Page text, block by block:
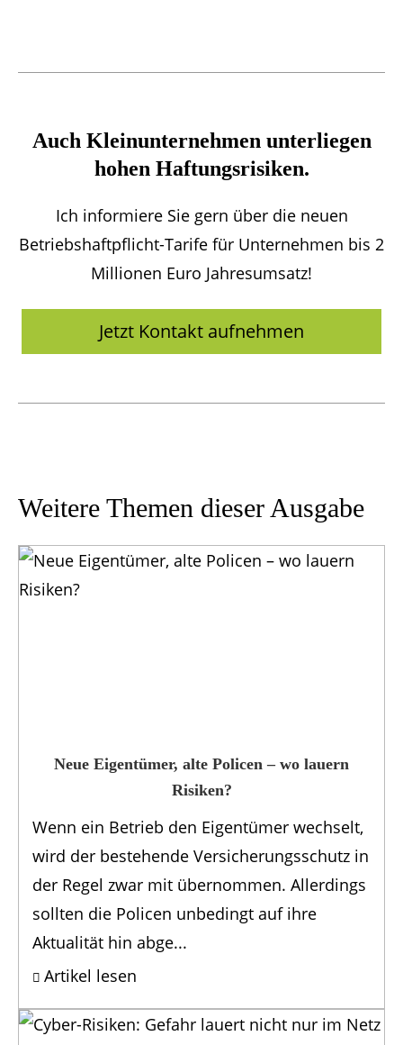
Auch Kleinunternehmen unterliegen
hohen Haftungsrisiken.
Ich informiere Sie gern über die neuen
Betriebshaftpflicht-Tarife für Unternehmen bis 2
Millionen Euro Jahresumsatz!
Jetzt Kontakt aufnehmen
Weitere Themen dieser Ausgabe
Neue Eigentümer, alte Policen – wo lauern
Risiken?
Wenn ein Betrieb den Eigentümer wechselt,
wird der bestehende Versicherungsschutz in
der Regel zwar mit übernommen. Allerdings
sollten die Policen unbedingt auf ihre
Aktualität hin abge...
Artikel lesen